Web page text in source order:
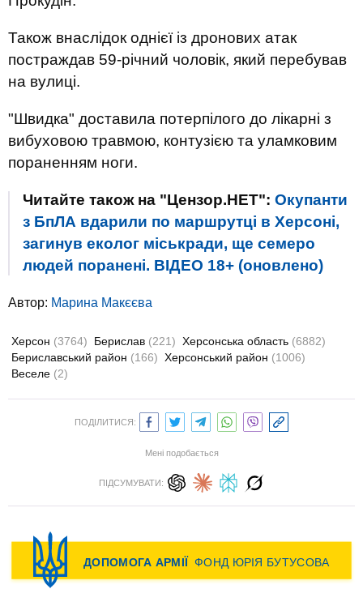
Також внаслідок однієї із дронових атак
постраждав 59-річний чоловік, який перебував
на вулиці.
"Швидка" доставила потерпілого до лікарні з
вибуховою травмою, контузією та уламковим
пораненням ноги.
Читайте також на "Цензор.НЕТ": Окупанти
з БпЛА вдарили по маршрутці в Херсоні,
загинув еколог міськради, ще семеро
людей поранені. ВІДЕО 18+ (оновлено)
Автор: Марина Макєєва
Херсон (3764) Берислав (221) Херсонська область (6882)
Бериславський район (166) Херсонський район (1006)
Веселе (2)
ПОДІЛИТИСЯ:
Мені подобається
ПІДСУМУВАТИ: